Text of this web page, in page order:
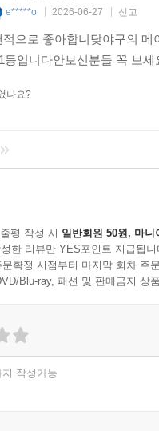
e*****o 2026-06-27 신고
으로 좋아합니닺야구의
등입니다안보신분들 꼭 보
나요?
평 작성 시 일반회원 50원, 마니
한 리뷰만 YES포인트 지급됩니
확정 시점부터 마지막 회차 주
Blu-ray, 패션 및 판매금지 상
작성가능